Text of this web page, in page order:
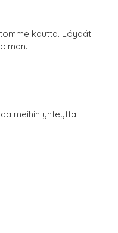
kautta. Löydät
meihin yhteyttä